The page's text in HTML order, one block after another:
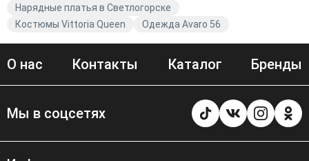
современно. Откройте для себя мир качественной
модной одежды с Avaro.
Нарядные платья в Светлогорске
Костюмы Vittoria Queen
Одежда Avaro 56
О нас Контакты Каталог Бренды
Мы в соцсетях